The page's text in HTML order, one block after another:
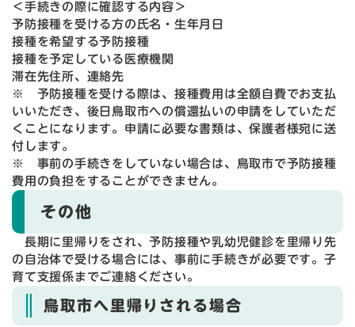
＜手続きの際に確認する内容＞
予防接種を受ける方の氏名・生年月日
接種を希望する予防接種
接種を予定している医療機関
滞在先住所、連絡先
※ 予防接種を受ける際は、接種費用は全額自費でお支払
いいただき、後日鳥取市への償還払いの申請をしていただ
くことになります。申請に必要な書類は、保護者様宛に送
付します。
※ 事前の手続きをしていない場合は、鳥取市で予防接種
費用の負担をすることができません。
その他
長期に里帰りをされ、予防接種や乳幼児健診を里帰り先
の自治体で受ける場合には、事前に手続きが必要です。子
育て支援係までご連絡ください。
鳥取市へ里帰りされる場合